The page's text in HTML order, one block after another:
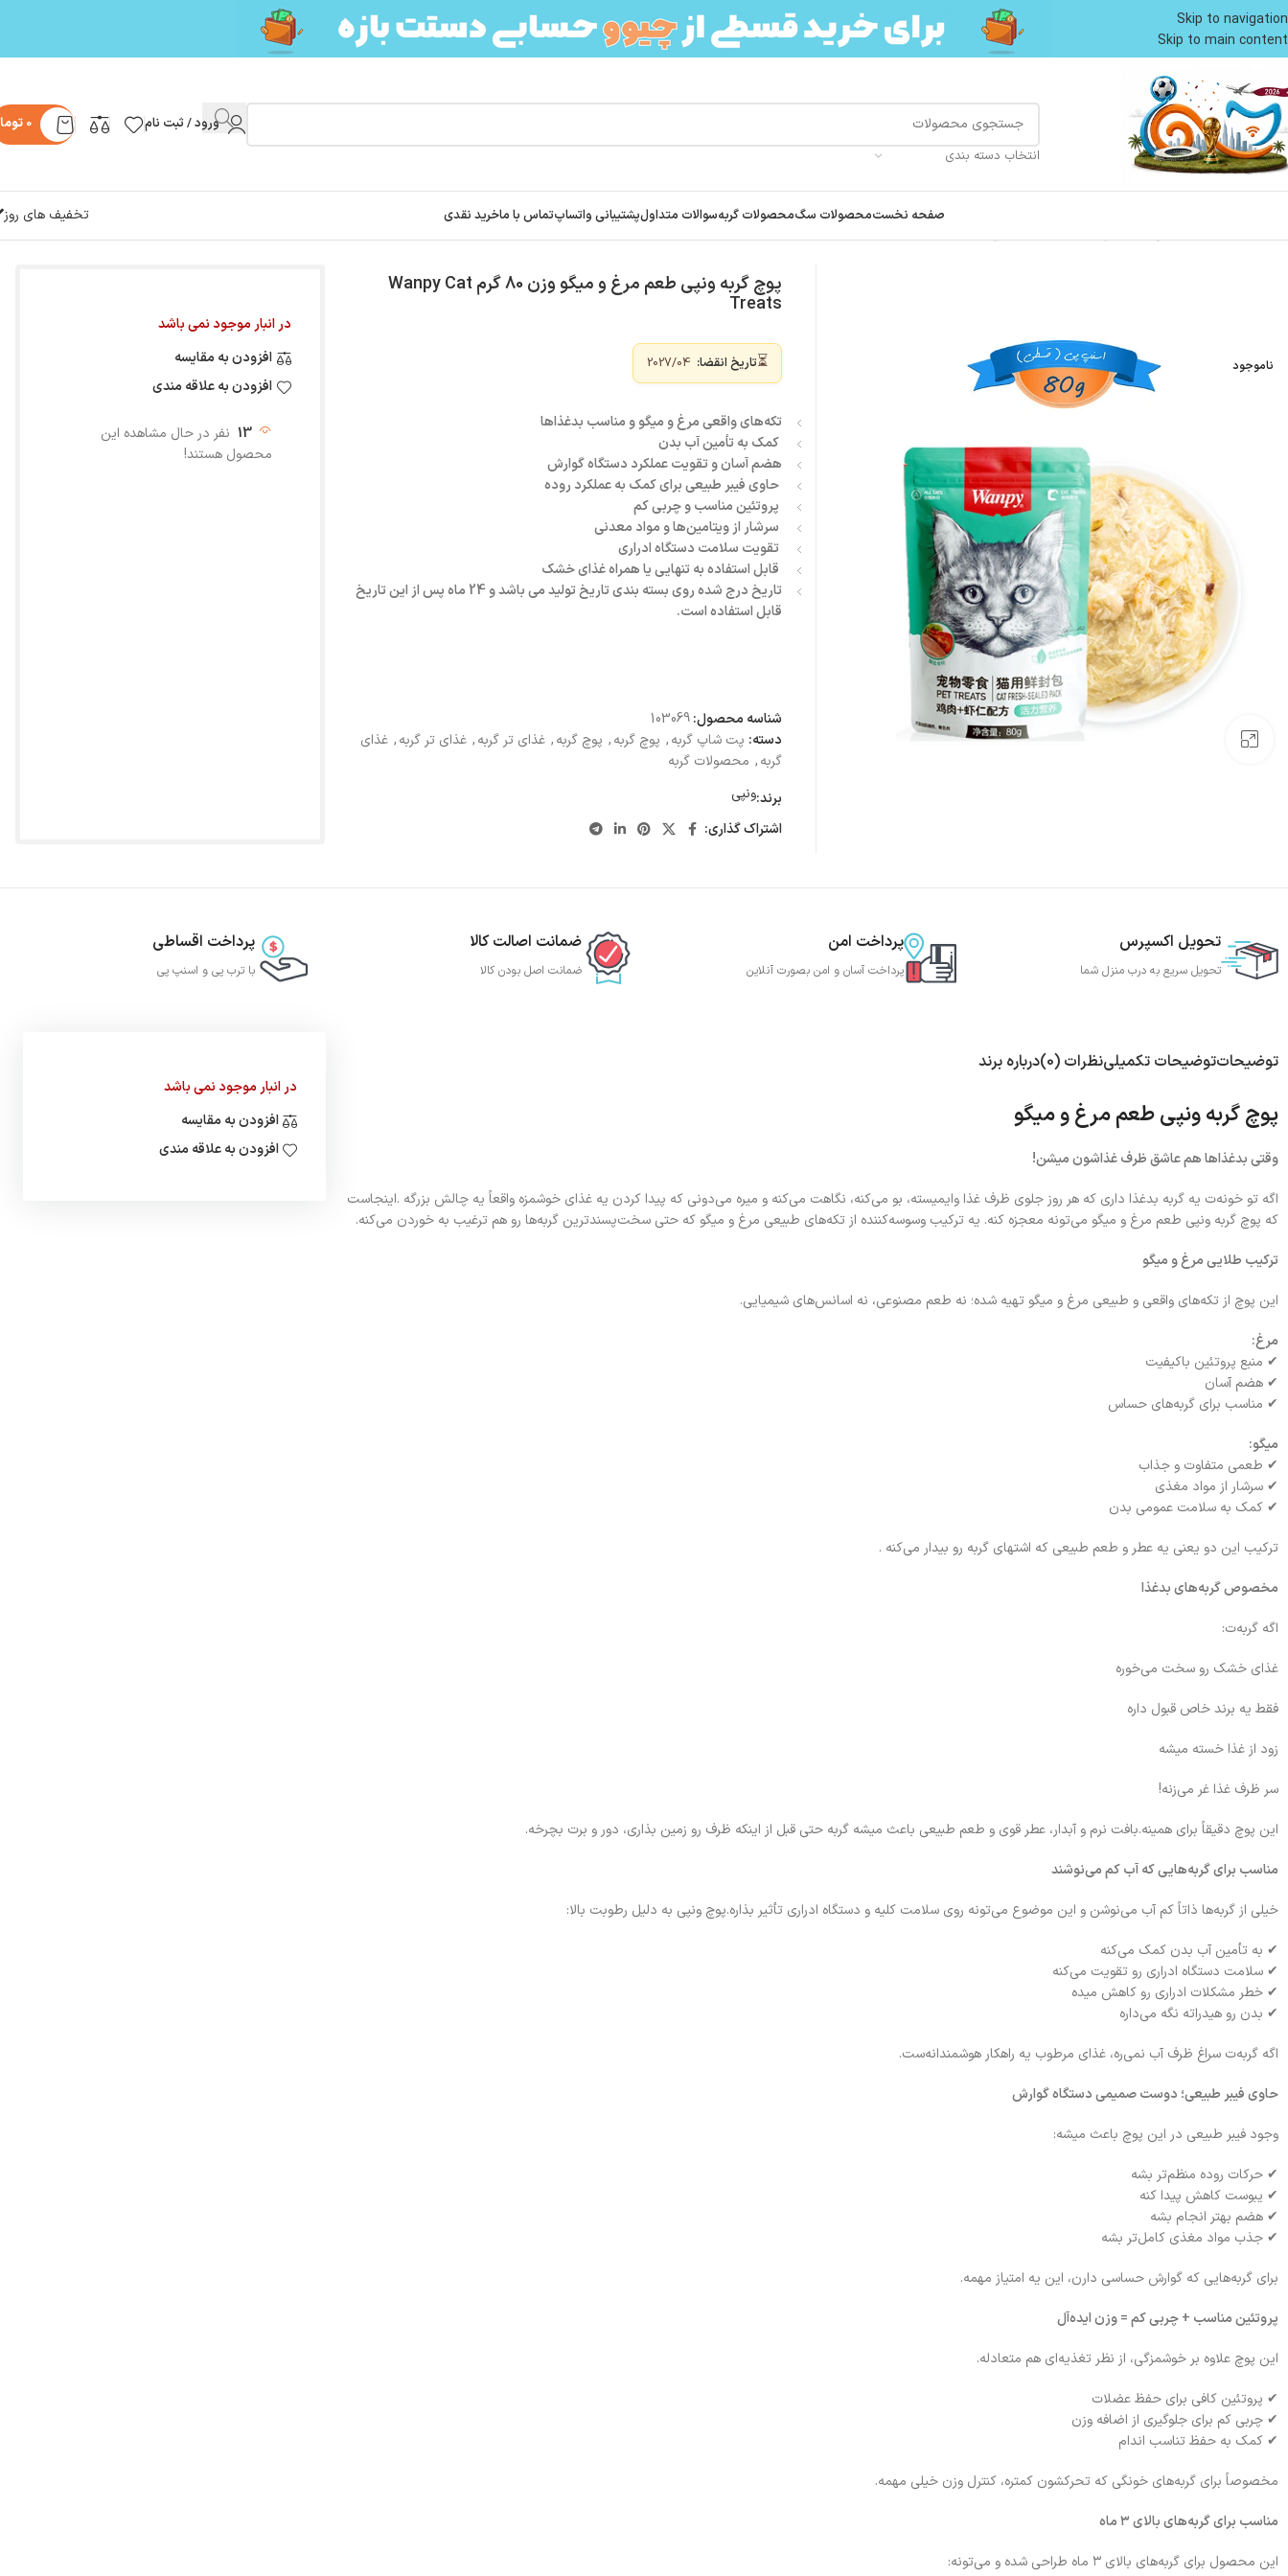
Skip to navigation
Skip to main content
انتخاب دسته بندی
ورود / ثبت نام 0
صفحه نخستمحصولات سگمحصولات گربهسوالات متداولپشتیبانی واتساپتماس با ماخرید نقدی
تخفیف های روز
ناموجود
پوچ گربه ونپی طعم مرغ و میگو وزن 80 گرم Wanpy Cat
Treats
⏳تاریخ انقضا: 2027/04
تکه‌های واقعی مرغ و میگو و مناسب بدغذاها
کمک به تأمین آب بدن
هضم آسان و تقویت عملکرد دستگاه گوارش
حاوی فیبر طبیعی برای کمک به عملکرد روده
پروتئین مناسب و چربی کم
سرشار از ویتامین‌ها و مواد معدنی
تقویت سلامت دستگاه ادراری
قابل استفاده به تنهایی یا همراه غذای خشک
تاریخ درج شده روی بسته بندی تاریخ تولید می باشد و 24 ماه پس از این تاریخ
قابل استفاده است.
شناسه محصول:103069
دسته: پت شاپ گربه, پوچ گربه, پوچ گربه, غذای تر گربه, غذای تر گربه, غذای
گربه, محصولات گربه
برند:ونپی
اشتراک گذاری:
در انبار موجود نمی باشد
افزودن به مقایسه
افزودن به علاقه مندی
13 نفر در حال مشاهده این
محصول هستند!
تحویل اکسپرس
تحویل سریع به درب منزل شما
پرداخت امن
پرداخت آسان و امن بصورت آنلاین
ضمانت اصالت کالا
ضمانت اصل بودن کالا
پرداخت اقساطی
با ترب‌ پی و اسنپ پی
توضیحاتتوضیحات تکمیلینظرات (0) درباره برند
پوچ گربه ونپی طعم مرغ و میگو
وقتی بدغذاها هم عاشق ظرف غذاشون میشن!
اگه تو خونه‌ت یه گربه بدغذا داری که هر روز جلوی ظرف غذا وایمیسته، بو می‌کنه، نگاهت می‌کنه و میره می‌دونی که پیدا کردن یه غذای خوشمزه واقعاً یه چالش بزرگه .اینجاست
که پوچ گربه ونپی طعم مرغ و میگو می‌تونه معجزه کنه. یه ترکیب وسوسه‌کننده از تکه‌های طبیعی مرغ و میگو که حتی سخت‌پسندترین گربه‌ها رو هم ترغیب به خوردن می‌کنه.
ترکیب طلایی مرغ و میگو
این پوچ از تکه‌های واقعی و طبیعی مرغ و میگو تهیه شده؛ نه طعم مصنوعی، نه اسانس‌های شیمیایی.
مرغ:
✔ منبع پروتئین باکیفیت
✔ هضم آسان
✔ مناسب برای گربه‌های حساس
میگو:
✔ طعمی متفاوت و جذاب
✔ سرشار از مواد مغذی
✔ کمک به سلامت عمومی بدن
ترکیب این دو یعنی یه عطر و طعم طبیعی که اشتهای گربه رو بیدار می‌کنه .
مخصوص گربه‌های بدغذا
اگه گربه‌ت:
غذای خشک رو سخت می‌خوره
فقط یه برند خاص قبول داره
زود از غذا خسته میشه
سر ظرف غذا غر می‌زنه!
این پوچ دقیقاً برای همینه.بافت نرم و آبدار، عطر قوی و طعم طبیعی باعث میشه گربه حتی قبل از اینکه ظرف رو زمین بذاری، دور و برت بچرخه.
مناسب برای گربه‌هایی که آب کم می‌نوشند
خیلی از گربه‌ها ذاتاً کم آب می‌نوشن و این موضوع می‌تونه روی سلامت کلیه و دستگاه ادراری تأثیر بذاره.پوچ ونپی به دلیل رطوبت بالا:
✔ به تأمین آب بدن کمک می‌کنه
✔ سلامت دستگاه ادراری رو تقویت می‌کنه
✔ خطر مشکلات ادراری رو کاهش میده
✔ بدن رو هیدراته نگه می‌داره
اگه گربه‌ت سراغ ظرف آب نمی‌ره، غذای مرطوب یه راهکار هوشمندانه‌ست.
حاوی فیبر طبیعی؛ دوست صمیمی دستگاه گوارش
وجود فیبر طبیعی در این پوچ باعث میشه:
✔ حرکات روده منظم‌تر بشه
✔ یبوست کاهش پیدا کنه
✔ هضم بهتر انجام بشه
✔ جذب مواد مغذی کامل‌تر بشه
برای گربه‌هایی که گوارش حساسی دارن، این یه امتیاز مهمه.
پروتئین مناسب + چربی کم = وزن ایده‌آل
این پوچ علاوه بر خوشمزگی، از نظر تغذیه‌ای هم متعادله.
✔ پروتئین کافی برای حفظ عضلات
✔ چربی کم برای جلوگیری از اضافه وزن
✔ کمک به حفظ تناسب اندام
مخصوصاً برای گربه‌های خونگی که تحرکشون کمتره، کنترل وزن خیلی مهمه.
مناسب برای گربه‌های بالای ۳ ماه
این محصول برای گربه‌های بالای ۳ ماه طراحی شده و می‌تونه:
در انبار موجود نمی باشد
افزودن به مقایسه
افزودن به علاقه مندی